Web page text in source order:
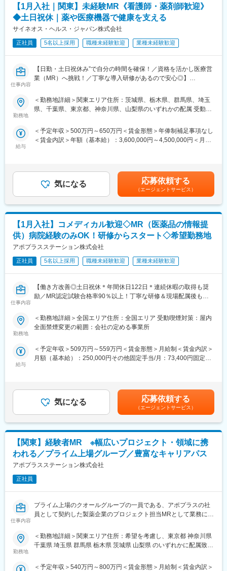
変更の範囲：会社の定める業務
研修を受講頂けます。
【当社について】
当社はエムスリーグループのであり、現在はCSO事業とメディカ
ルマーケター事業の2つの事業を柱にビジネスを展開しています。
■先発品特化型
先発品を扱うPJTをメインで受注しているため、基本的には入社
とが出来ます。
に向けた研修も充実しています。
例えば、効果的なリモートディテールの研修は全員受講頂くこと
変更の範囲：会社の定める業務
【1月入社｜関東】未経験MR《看護師・薬剤師歓迎》
◆土日祝休｜薬や医療機器で健康を支える
サイネオス・ヘルス・ジャパン株式会社
正社員 5名以上採用 職種未経験歓迎 業種未経験歓迎
仕事内容
【日勤・土日祝休み”で自分の時間を確保！／資格を活かし医療営
業（MR）へ挑戦！／丁寧な導入研修があるので安心◎】
《資格と想いがあれば活躍できる！》
「誰かのためになる仕事がしたい」「社会貢献につながる仕事を
したい」という想いがあればOK！当社には、臨床経験を活かして
ます。
これまでの経験を活かして新たなフィールドで活躍したい方を歓
■夜勤なし！日勤・土日祝休みで働き方改善・ワークライフバラン
スの両立が叶う！
■明確な評価制度あり！自身の成果や頑張りが客観的に評価され、
年収に反映されます。また、在籍年数が増えると永年勤続報奨金
や四半期一時金などの手当もアップします。つまり、やりがいや
努力がきちんと報われる報酬制度になっています。
《丁寧な研修・支援体制で成長を応援！》
入社後は2カ月間の研修制度がありますので、未経験の方も安心し
てご応募ください！同期社員と一緒に集中的に研修を行い、その
また、配属後も一人ひとりの知識とスキルレベルを上げるために
様々な研修をご用意しています。
《あなたの想いを実現する豊富なキャリアプランとサポート体
制！》
社部門（マネージャー、研修部門など）へのキャリアチェンジ」
など幅広いキャリアプランがあります。また、弊社のマネージャ
将来のキャリアに関してサポートをしていきます。
《職種に関して》
■MRとは主に医師や薬剤師等へ、担当製品の情報提供を行いま
す。担当施設の患者様に応じた情報提供や、担当製品の処方後の
情報収集を行います。
変更の範囲：会社の定める業務
勤務地
＜勤務地詳細＞関東エリア住所：茨城県、栃木県、群馬県、埼玉
県、千葉県、東京都、神奈川県、山梨県のいずれかの配属 受動喫
給与
＜予定年収＞500万円～650万円＜賃金形態＞年俸制補足事項なし
＜賃金内訳＞年額（基本給）：3,600,000円～4,500,000円＜月額
動・四半期一時金：10万円（四半期に1回、10万円程度支給）※た
だし支給条件有。他、永続勤務報奨金（3年勤務5万円支給、5年
勤務10万円…）ございます。賃金はあくまでも目安の金額であ
り、選考を通じて上下する可能性があります。月給(月額)は固定手
当を含めた表記です。
気になる 応募依頼する
（エージェントサービス）
【1月入社】コメディカル歓迎◇MR（医薬品の情報提
供）病院経験のみOK！研修からスタート◇希望勤務地
アポプラスステーション株式会社
正社員 5名以上採用 職種未経験歓迎 業種未経験歓迎
仕事内容
【働き方改善◎土日祝休＊年間休日122日＊連続休暇の取得も奨
励／MR認定試験合格率90％以上！丁寧な研修＆現場配属後も伴
★医療従事者の経験が活かせる！次の新しいキャリアを築く！
＜医療従事者の方におススメの理由＞
・身につけた医療知識や、臨床経験が活かせます！
現場配属後も、担当サポーターが伴走します。1人にしません！
・東証プライム上場Gの安定基盤×内資系企業◎安定して働ける環
境です！
■職務内容：
MR（医薬情報担当者）として、医師や医薬品卸へ訪問、医薬品に
関する情報提供を行います。
＜MRとは＞
いのか」などの情報が付加されて、初めて効果的に使うことがで
きます。医師への適切な医薬品情報の提供を通じて、患者さんの
■安心の研修体制：
勤務地
＜勤務地詳細＞全国エリア住所：全国エリア 受動喫煙対策：屋内
全面禁煙変更の範囲：会社の定める事業所
給与
＜予定年収＞509万円～559万円＜賃金形態＞月給制＜賃金内訳＞
月額（基本給）：250,000円その他固定手当/月：73,400円固定残
どを考慮し、規定により決定します。※年収の他に別途日当（月額
3～4万円）・諸手当有昇給：年1回★頑張りに応じて年収UP★赴
任先の評価次第で大幅に年収をUPできます。（年2回業績給改
定）賃金はあくまでも目安の金額であり、選考を通じて上下する
可能性があります。月給(月額)は固定手当を含めた表記です。
気になる 応募依頼する
（エージェントサービス）
【関東】経験者MR ※幅広いプロジェクト・領域に携
われる／プライム上場グループ／豊富なキャリアパス
アポプラスステーション株式会社
正社員
仕事内容
プライム上場のクオールグループの一員である、アポプラスの社
員として契約した製薬企業のプロジェクト担当MRとして業務に従
メーカーなどプロジェクトは多岐に渡りますので、今までの経験
を活かせる環境が整っています。
■営業スタイル：担当エリアの医療機関（開業医、病院）を訪問し
用情報を収集を行っていただきます。
勤務地
＜勤務地詳細＞関東エリア住所：希望を考慮し、東京都 神奈川県
千葉県 埼玉県 群馬県 栃木県 茨城県 山梨県 のいずれかに配属致し
業所（リモートワーク含む）
＜予定年収＞540万円～800万円＜賃金形態＞月給制＜賃金内訳＞